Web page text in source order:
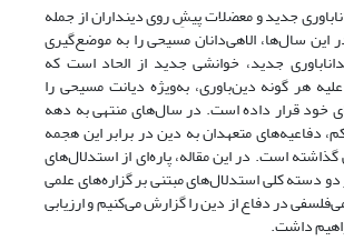
جدید و معضلات پیشِ روی دینداران از جمله
سال‌ها، الاهی‌دانان مسیحی را به موضع‌گیری
جدید، خوانشی جدید از الحاد است که
هر گونه دین‌باوری، به‌ویژه دیانت مسیحی را
خود قرار داده است. در سال‌های منتهی به دهه
دفاعیه‌های متعهدان به دین در برابر این هجمه
است. در این مقاله، پاره‌ای از استدلال‌های
دسته کلی استدلال‌های مبتنی بر گزاره‌های علمی
در دفاع از دین را گزارش می‌کنیم و ارزیابی
داشت.